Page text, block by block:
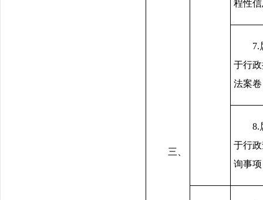
三、
程性
7.
于行
法案卷
8.
于行
询事项